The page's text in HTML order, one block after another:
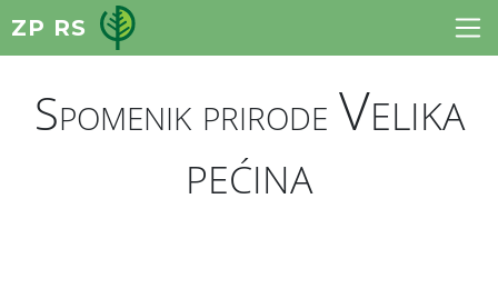
ZP RS
Spomenik prirode Velika
pećina